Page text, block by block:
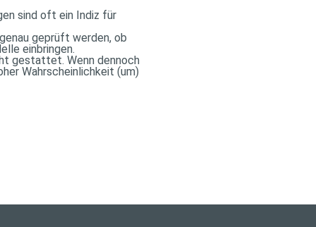
sind oft ein Indiz für
geprüft werden, ob
einbringen.
gestattet. Wenn dennoch
Wahrscheinlichkeit (um)